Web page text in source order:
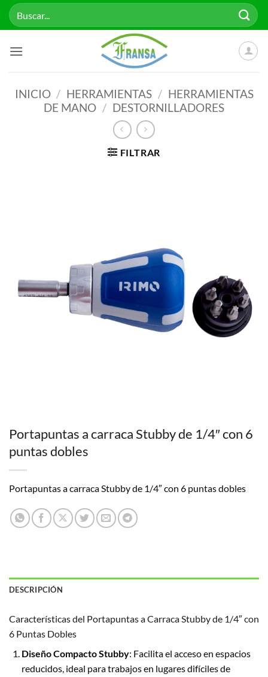
Saltar
Buscar
por:
INICIO / HERRAMIENTAS / HERRAMIENTAS
DE MANO / DESTORNILLADORES
FILTRAR
Portapuntas a carraca Stubby de 1/4″ con 6
puntas dobles
Portapuntas a carraca Stubby de 1/4″ con 6 puntas dobles
DESCRIPCIÓN
Características del Portapuntas a Carraca Stubby de 1/4″ con
6 Puntas Dobles
Diseño Compacto Stubby: Facilita el acceso en espacios
reducidos, ideal para trabajos en lugares difíciles de